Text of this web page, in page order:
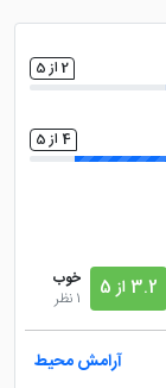
2 از 5
4 از 5
3.2 از 5
خوب
1 نظر
آرامش محیط